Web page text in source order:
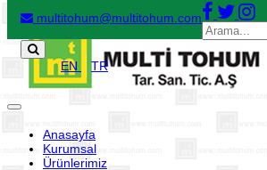
Toggle
Anasayfa
Kurumsal
Ürünlerimiz
multitohum@multitohum.com
EN TR